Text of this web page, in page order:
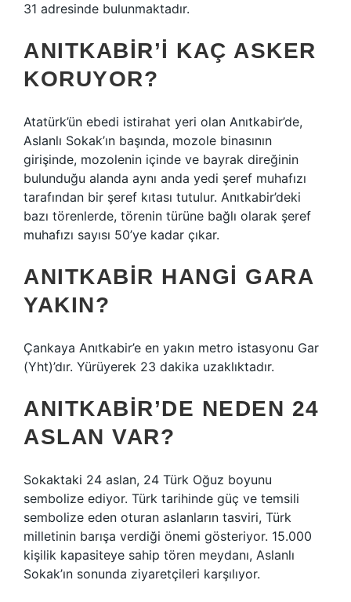
31 adresinde bulunmaktadır.
ANITKABIR’I KAÇ ASKER
KORUYOR?
Atatürk’ün ebedi istirahat yeri olan Anıtkabir’de,
Aslanlı Sokak’ın başında, mozole binasının
girişinde, mozolenin içinde ve bayrak direğinin
bulunduğu alanda aynı anda yedi şeref muhafızı
tarafından bir şeref kıtası tutulur. Anıtkabir’deki
bazı törenlerde, törenin türüne bağlı olarak şeref
muhafızı sayısı 50’ye kadar çıkar.
ANITKABIR HANGI GARA
YAKIN?
Çankaya Anıtkabir’e en yakın metro istasyonu Gar
(Yht)’dır. Yürüyerek 23 dakika uzaklıktadır.
ANITKABIR’DE NEDEN 24
ASLAN VAR?
Sokaktaki 24 aslan, 24 Türk Oğuz boyunu
sembolize ediyor. Türk tarihinde güç ve temsili
sembolize eden oturan aslanların tasviri, Türk
milletinin barışa verdiği önemi gösteriyor. 15.000
kişilik kapasiteye sahip tören meydanı, Aslanlı
Sokak’ın sonunda ziyaretçileri karşılıyor.